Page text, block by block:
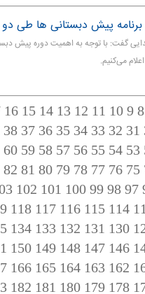
برنامه پیش دبستانی ها طی دو
گفت: با توجه به اهمیت دوره پیش
می‌کنیم.
8
9
10
11
12
13
14
15
16
31
32
33
34
35
36
37
38
53
54
55
56
57
58
59
60
75
76
77
78
79
80
81
82
97
98
99
100
101
102
114
115
116
117
118
130
131
132
133
134
146
147
148
149
150
162
163
164
165
166
178
179
180
181
182